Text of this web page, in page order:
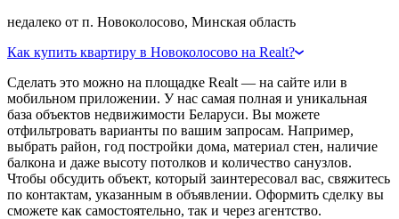
недалеко от п. Новоколосово, Минская область
Как купить квартиру в Новоколосово на Realt?
Сделать это можно на площадке Realt — на сайте или в
мобильном приложении. У нас самая полная и уникальная
база объектов недвижимости Беларуси. Вы можете
отфильтровать варианты по вашим запросам. Например,
выбрать район, год постройки дома, материал стен, наличие
балкона и даже высоту потолков и количество санузлов.
Чтобы обсудить объект, который заинтересовал вас, свяжитесь
по контактам, указанным в объявлении. Оформить сделку вы
сможете как самостоятельно, так и через агентство.